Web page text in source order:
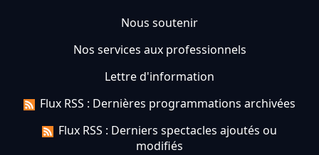
Nous soutenir
Nos services aux professionnels
Lettre d'information
Flux RSS : Dernières programmations archivées
Flux RSS : Derniers spectacles ajoutés ou
modifiés